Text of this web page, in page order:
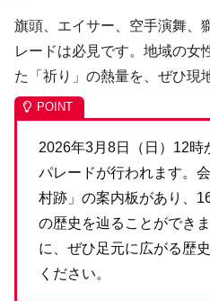
旗頭、エイサー、空手演舞、
レードは必見です。地域の女
た「祈り」の熱量を、ぜひ現
2026年3月8日（日）12時
パレードが行われます。
村跡」の案内板があり、
の歴史を辿ることができ
に、ぜひ足元に広がる歴
ください。